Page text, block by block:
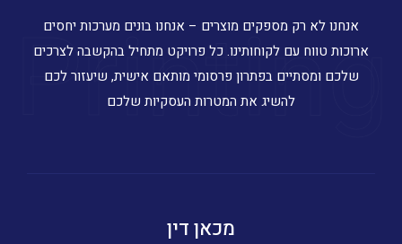
Printing
אנחנו לא רק מספקים מוצרים – אנחנו בונים מערכות יחסים
ארוכות טווח עם לקוחותינו. כל פרויקט מתחיל בהקשבה לצרכים
שלכם ומסתיים בפתרון פרסומי מותאם אישית, שיעזור לכם
להשיג את המטרות העסקיות שלכם
מכאן דין